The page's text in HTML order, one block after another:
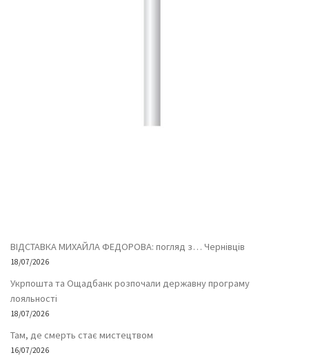
ВІДСТАВКА МИХАЙЛА ФЕДОРОВА: погляд з… Чернівців
18/07/2026
Укрпошта та Ощадбанк розпочали державну програму
лояльності
18/07/2026
Там, де смерть стає мистецтвом
16/07/2026